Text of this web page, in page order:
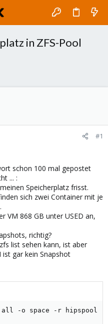
in ZFS-Pool
#1
schon 100 mal gepostet
... :
Speicherplatz frisst.
sich zwei Container mit je
VM 868 GB unter USED an,
richtig?
list sehen kann, ist aber
ist gar kein Snapshot
-o space -r hipspool
AVAIL